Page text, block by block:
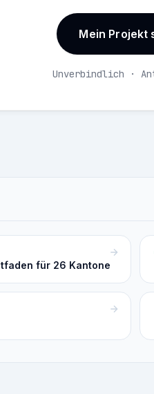
Mein Projekt
Unverbindlich ·
für 26 Kantone